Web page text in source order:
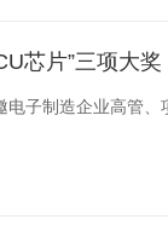
芯片”三项大奖
子制造企业高管、